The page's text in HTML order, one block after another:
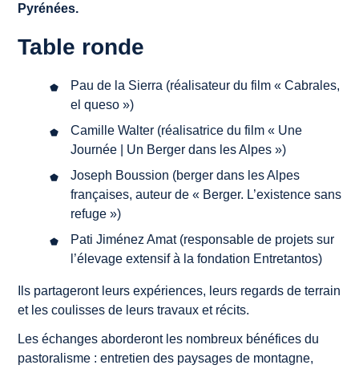
Pyrénées.
Table ronde
Pau de la Sierra (réalisateur du film « Cabrales,
el queso »)
Camille Walter (réalisatrice du film « Une
Journée | Un Berger dans les Alpes »)
Joseph Boussion (berger dans les Alpes
françaises, auteur de « Berger. L’existence sans
refuge »)
Pati Jiménez Amat(responsable de projets sur
l’élevage extensif à la fondation Entretantos)
Ils partageront leurs expériences, leurs regards de terrain
et les coulisses de leurs travaux et récits.
Les échanges aborderont les nombreux bénéfices du
pastoralisme : entretien des paysages de montagne,